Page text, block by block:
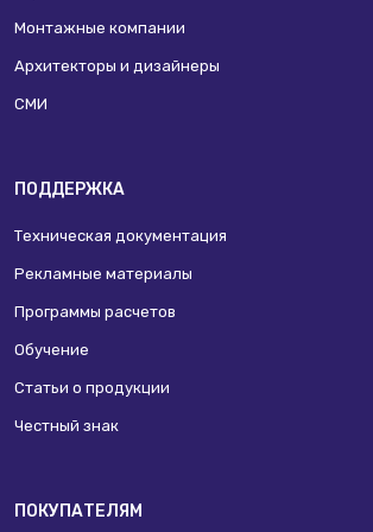
Монтажные компании
Архитекторы и дизайнеры
СМИ
ПОДДЕРЖКА
Техническая документация
Рекламные материалы
Программы расчетов
Обучение
Статьи о продукции
Честный знак
ПОКУПАТЕЛЯМ